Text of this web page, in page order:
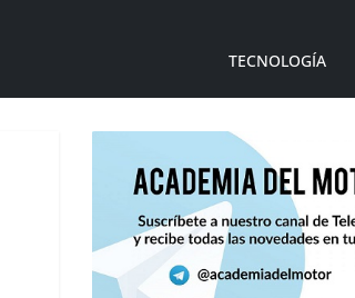
TECNOLOGÍA